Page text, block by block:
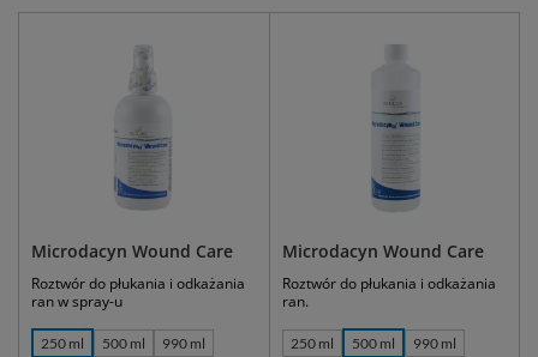
Microdacyn Wound Care
Roztwór do płukania i odkażania
ran w spray-u
250 ml 500 ml
990 ml
Microdacyn Wound Care
Roztwór do płukania i odkażania
ran.
250 ml 500 ml
990 ml